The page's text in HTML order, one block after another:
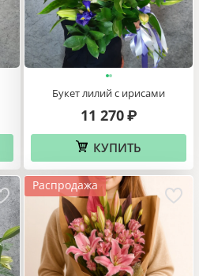
Букет лилий с ирисами
11 270 ₽
КУПИТЬ
Распродажа